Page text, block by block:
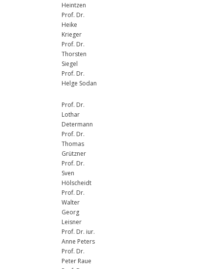
Heintzen
Prof. Dr.
Heike
Krieger
Prof. Dr.
Thorsten
Siegel
Prof. Dr.
Helge Sodan
Prof. Dr.
Lothar
Determann
Prof. Dr.
Thomas
Grützner
Prof. Dr.
Sven
Hölscheidt
Prof. Dr.
Walter
Georg
Leisner
Prof. Dr. iur.
Anne Peters
Prof. Dr.
Peter Raue